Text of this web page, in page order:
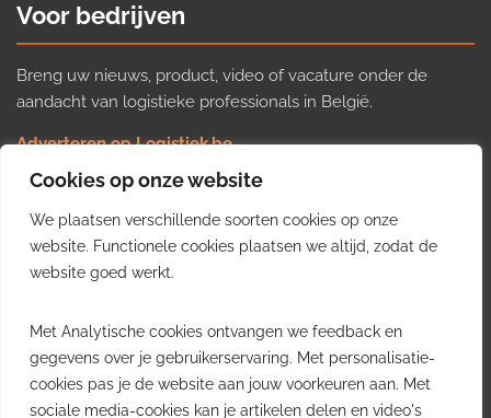
Cookies op onze website
We plaatsen verschillende soorten cookies op onze
website. Functionele cookies plaatsen we altijd, zodat de
website goed werkt.
Met Analytische cookies ontvangen we feedback en
gegevens over je gebruikerservaring. Met personalisatie-
cookies pas je de website aan jouw voorkeuren aan. Met
sociale media-cookies kan je artikelen delen en video's
Voor bedrijven
Breng uw nieuws, product, video of vacature onder de
aandacht van logistieke professionals in België.
Adverteren op Logistiek.be
Nieuws insturen
Uw video op Logistiek.TV
Job plaatsen
Gratis wekelijkse update
inzichten uit de Belgische logistieke sector in uw inbox.
Ontvang je gratis
wekelijkse update